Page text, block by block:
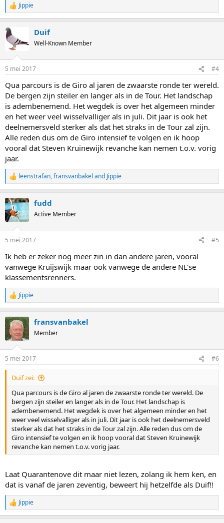
R
e
c
t
i
s
Jippie
Duif
Well-Known Member
5 mei 2017 #4
Qua parcours is de Giro al jaren de zwaarste ronde ter wereld.
De bergen zijn steiler en langer als in de Tour. Het landschap
is adembenemend. Het wegdek is over het algemeen minder
en het weer veel wisselvalliger als in juli. Dit jaar is ook het
deelnemersveld sterker als dat het straks in de Tour zal zijn.
Alle reden dus om de Giro intensief te volgen en ik hoop
vooral dat Steven Kruinewijk revanche kan nemen t.o.v. vorig
jaar.
R
e
c
t
i
s
leenstrafan,fransvanbakel and Jippie
fudd
Active Member
5 mei 2017 #5
Ik heb er zeker nog meer zin in dan andere jaren, vooral
vanwege Kruijswijk maar ook vanwege de andere NL'se
klassementsrenners.
R
e
c
t
i
s
:
Jippie
fransvanbakel
Member
5 mei 2017 #6
Duif zei:
Qua parcours is de Giro al jaren de zwaarste ronde ter wereld. De
bergen zijn steiler en langer als in de Tour. Het landschap is
adembenemend. Het wegdek is over het algemeen minder en het
weer veel wisselvalliger als in juli. Dit jaar is ook het deelnemersveld
sterker als dat het straks in de Tour zal zijn. Alle reden dus om de
Giro intensief te volgen en ik hoop vooral dat Steven Kruinewijk
revanche kan nemen t.o.v. vorig jaar.
Laat Quarantenove dit maar niet lezen, zolang ik hem ken, en
dat is vanaf de jaren zeventig, beweert hij hetzelfde als Duif!!
R
e
Jippie